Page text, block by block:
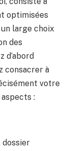
optimisées
large choix
des
d’abord
consacrer à
votre
:
dossier